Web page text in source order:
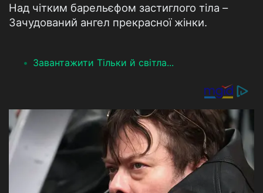
Над чітким барельєфом застиглого тіла –
Зачудований ангел прекрасної жінки.
Завантажити Тільки й світла...